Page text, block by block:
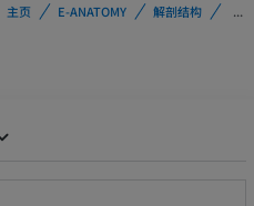
主页 E-ANATOMY 解剖结构 ...